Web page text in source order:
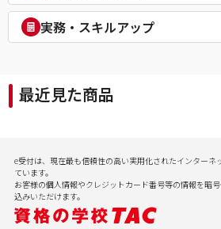
二級ボイラー技士
プライベートバンカー(PB)
DCプランナー
貸金業務取扱主任者
米国公認管理会計士（USCMA）
公認内部監査人（CIA）
TOEIC® L&R TEST対策講座
情報処理
パソコンスクール（パソコンビジネスス
実務・スキルアップ
病院経営実務
社会保険労務士実務
記憶力（アクティブ・ブレイン）
会計実務
最近見た商品
e受付は、現在最も信頼性の高い実用化されたインターネ
ています。
お客様の個人情報やクレジットカード番号等の情報を暗
込みいただけます。